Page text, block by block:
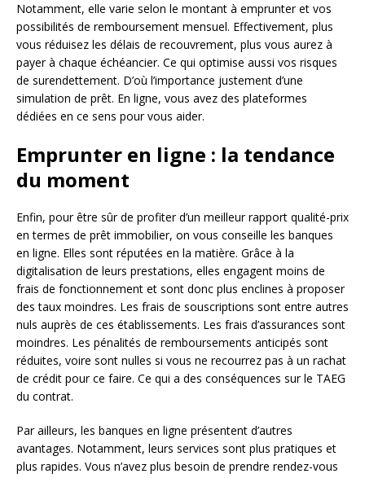
Notamment, elle varie selon le montant à emprunter et vos
possibilités de remboursement mensuel. Effectivement, plus
vous réduisez les délais de recouvrement, plus vous aurez à
payer à chaque échéancier. Ce qui optimise aussi vos risques
de surendettement. D’où l’importance justement d’une
simulation de prêt. En ligne, vous avez des plateformes
dédiées en ce sens pour vous aider.
Emprunter en ligne : la tendance
du moment
Enfin, pour être sûr de profiter d’un meilleur rapport qualité-prix
en termes de prêt immobilier, on vous conseille les banques
en ligne. Elles sont réputées en la matière. Grâce à la
digitalisation de leurs prestations, elles engagent moins de
frais de fonctionnement et sont donc plus enclines à proposer
des taux moindres. Les frais de souscriptions sont entre autres
nuls auprès de ces établissements. Les frais d’assurances sont
moindres. Les pénalités de remboursements anticipés sont
réduites, voire sont nulles si vous ne recourrez pas à un rachat
de crédit pour ce faire. Ce qui a des conséquences sur le TAEG
du contrat.
Par ailleurs, les banques en ligne présentent d’autres
avantages. Notamment, leurs services sont plus pratiques et
plus rapides. Vous n’avez plus besoin de prendre rendez-vous